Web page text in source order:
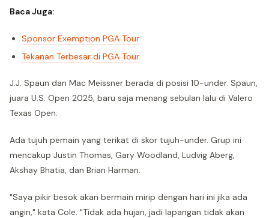
Baca Juga:
Sponsor Exemption PGA Tour
Tekanan Terbesar di PGA Tour
J.J. Spaun dan Mac Meissner berada di posisi 10-under. Spaun,
juara U.S. Open 2025, baru saja menang sebulan lalu di Valero
Texas Open.
Ada tujuh pemain yang terikat di skor tujuh-under. Grup ini
mencakup Justin Thomas, Gary Woodland, Ludvig Aberg,
Akshay Bhatia, dan Brian Harman.
"Saya pikir besok akan bermain mirip dengan hari ini jika ada
angin," kata Cole. "Tidak ada hujan, jadi lapangan tidak akan